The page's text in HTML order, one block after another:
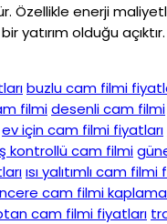
Özellikle enerji
olduğu açıktır.
buzlu cam filmi
filmidesenli cam filmi
ev için cam filmi fiyatları
kontrollü cam filmi
ısı yalıtımlı cam filmi
cam filmi
cam filmi fiyatları